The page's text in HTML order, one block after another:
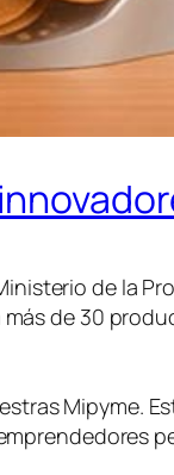
de la
de 30
Mipyme.